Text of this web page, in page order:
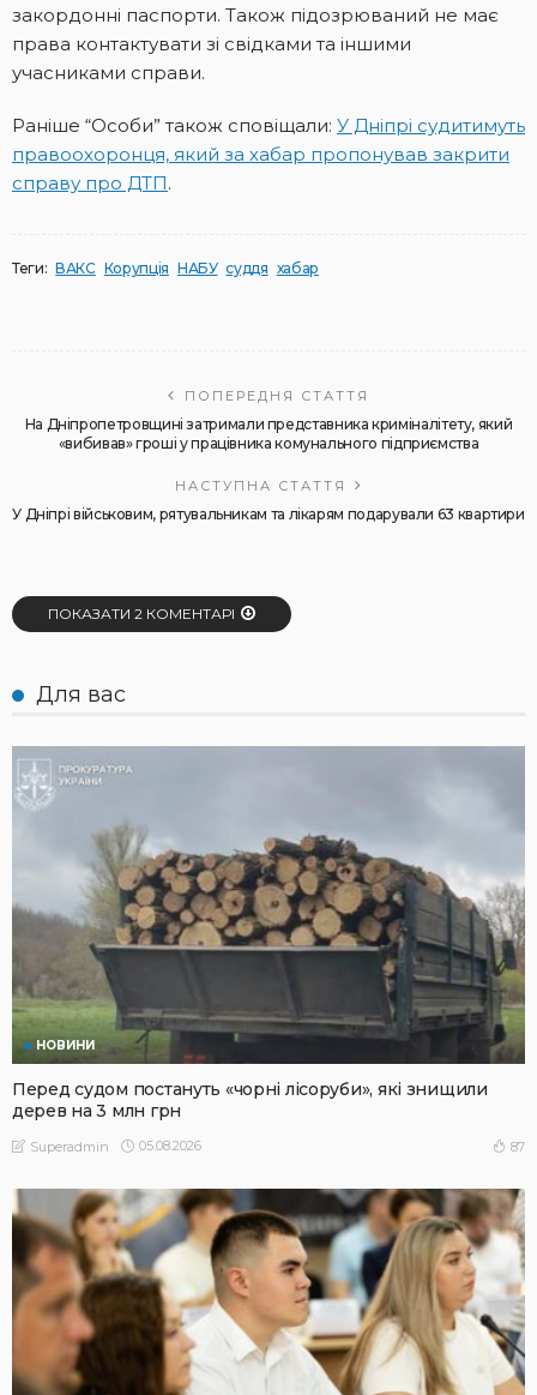
закордонні паспорти. Також підозрюваний не має
права контактувати зі свідками та іншими
учасниками справи.
Раніше “Особи” також сповіщали: У Дніпрі судитимуть
правоохоронця, який за хабар пропонував закрити
справу про ДТП.
Теги: ВАКС Корупція НАБУ суддя хабар
ПОПЕРЕДНЯ СТАТТЯ
На Дніпропетровщині затримали представника криміналітету, який
«вибивав» гроші у працівника комунального підприємства
НАСТУПНА СТАТТЯ
У Дніпрі військовим, рятувальникам та лікарям подарували 63 квартири
ПОКАЗАТИ 2 КОМЕНТАРІ
Для вас
НОВИНИ
Перед судом постануть «чорні лісоруби», які знищили
дерев на 3 млн грн
Superadmin 05.08.2026 87